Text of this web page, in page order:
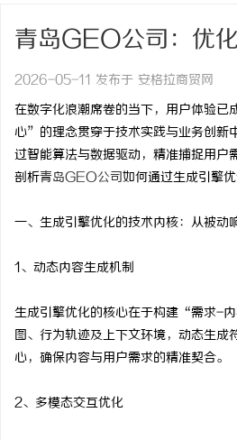
青岛GEO公司：优
2026-05-11 发布于 安格拉商贸网
在数字化浪潮席卷的当下，用户体验
心”的理念贯穿于技术实践与业务创
过智能算法与数据驱动，精准捕捉用户
剖析青岛GEO公司如何通过生成引擎
一、生成引擎优化的技术内核：从被动
1、动态内容生成机制
生成引擎优化的核心在于构建“需求-
图、行为轨迹及上下文环境，动态生
心，确保内容与用户需求的精准契合。
2、多模态交互优化